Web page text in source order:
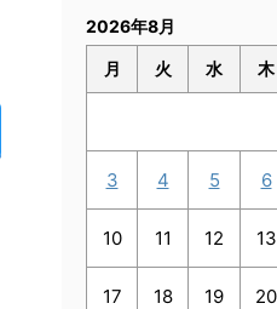
2026年8月
月 火 水 木
3 4 5 6
10 11 12 13
17 18 19 20